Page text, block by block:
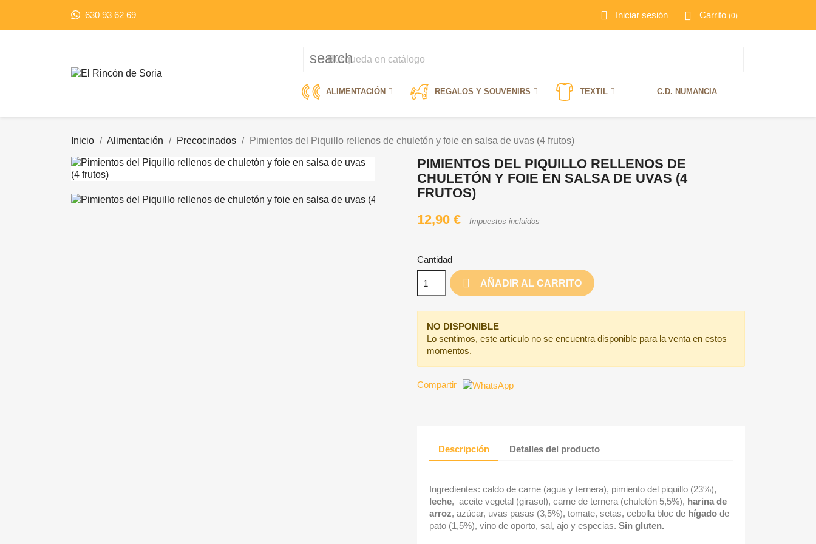
630 93 62 69 Iniciar sesión Carrito (0)
search
ALIMENTACIÓN REGALOS Y SOUVENIRS TEXTIL C.D. NUMANCIA
Inicio Alimentación Precocinados Pimientos del Piquillo rellenos de chuletón y foie en salsa de uvas (4 frutos)
PIMIENTOS DEL PIQUILLO RELLENOS DE
CHULETÓN Y FOIE EN SALSA DE UVAS (4
FRUTOS)
12,90 €
Impuestos incluidos
Cantidad
AÑADIR AL CARRITO
NO DISPONIBLE
Lo sentimos, este artículo no se encuentra disponible para la venta en estos
momentos.
Compartir
Descripción Detalles del producto
Ingredientes: caldo de carne (agua y ternera), pimiento del piquillo (23%),
leche, aceite vegetal (girasol), carne de ternera (chuletón 5,5%), harina de
arroz, azúcar, uvas pasas (3,5%), tomate, setas, cebolla bloc de hígado de
pato (1,5%), vino de oporto, sal, ajo y especias. Sin gluten.